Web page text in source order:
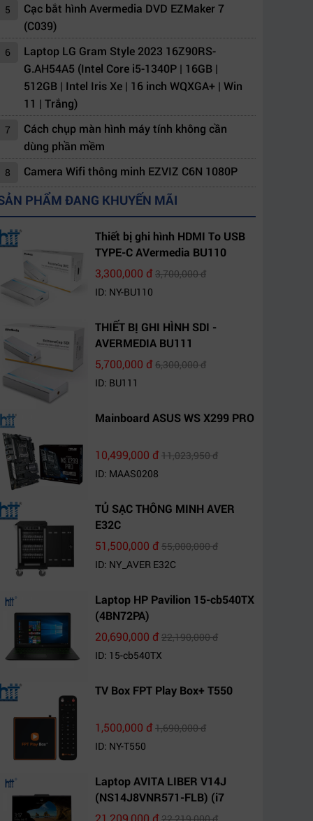
5
Cạc bắt hình Avermedia DVD EZMaker 7
(C039)
6
Laptop LG Gram Style 2023 16Z90RS-
G.AH54A5 (Intel Core i5-1340P | 16GB |
512GB | Intel Iris Xe | 16 inch WQXGA+ | Win
11 | Trắng)
7
Cách chụp màn hình máy tính không cần
dùng phần mềm
8 Camera Wifi thông minh EZVIZ C6N 1080P
PHẨM ĐANG KHUYẾN MÃI
Thiết bị ghi hình HDMI To USB
TYPE-C AVermedia BU110
3,300,000 đ3,700,000 đ
ID: NY-BU110
THIẾT BỊ GHI HÌNH SDI -
AVERMEDIA BU111
5,700,000 đ6,300,000 đ
ID: BU111
Mainboard ASUS WS X299 PRO
10,499,000 đ11,023,950 đ
ID: MAAS0208
TỦ SẠC THÔNG MINH AVER
E32C
51,500,000 đ55,000,000 đ
ID: NY_AVER E32C
Laptop HP Pavilion 15-cb540TX
(4BN72PA)
20,690,000 đ22,190,000 đ
ID: 15-cb540TX
TV Box FPT Play Box+ T550
1,500,000 đ1,690,000 đ
ID: NY-T550
Laptop AVITA LIBER V14J
(NS14J8VNR571-FLB) (i7
10510U/8GB RAM/1TB
21,209,000 đ